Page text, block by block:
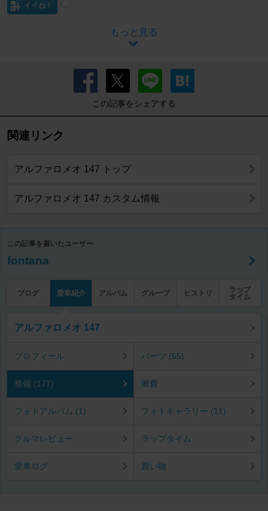
イイね！
もっと見る
この記事をシェアする
関連リンク
アルファロメオ 147 トップ
アルファロメオ 147 カスタム情報
この記事を書いたユーザー
fontana
ブログ 愛車紹介 アルバム グループ ヒストリ
ラップ
タイム
アルファロメオ 147
プロフィール パーツ (65)
整備 (177) 燃費
フォトアルバム (1) フォトギャラリー (11)
クルマレビュー ラップタイム
愛車ログ 買い物